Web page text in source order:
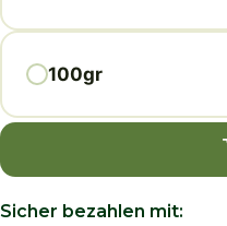
100gr
Sicher bezahlen mit: